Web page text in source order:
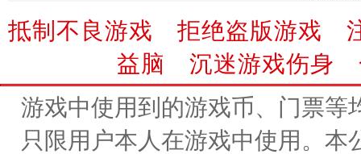
抵制不良游戏 拒绝盗版游戏
益脑 沉迷游戏伤身
游戏中使用到的游戏币、门票等
只限用户本人在游戏中使用。